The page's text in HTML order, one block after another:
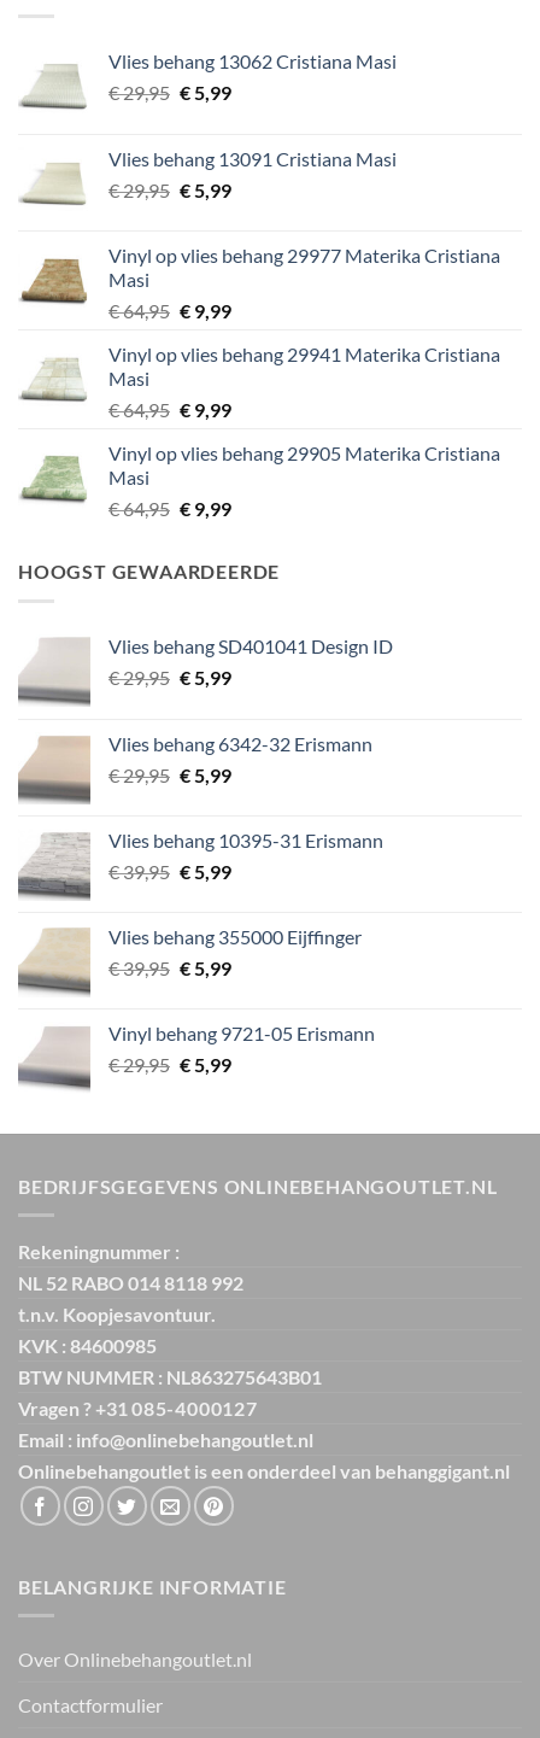
Vlies behang 13062 Cristiana Masi
€29,95 Oorspronkelijke
€ 29,95.
€5,99Huidige
€ 5,99.
Vlies behang 13091 Cristiana Masi
€29,95 Oorspronkelijke
€ 29,95.
€5,99Huidige
€ 5,99.
Vinyl op vlies behang 29977 Materika Cristiana
Masi
€64,95 Oorspronkelijke
was:
€9,99Huidige
is:
Vinyl op vlies behang 29941 Materika Cristiana
Masi
€64,95 Oorspronkelijke
was:
€9,99Huidige
is:
Vinyl op vlies behang 29905 Materika Cristiana
Masi
€64,95 Oorspronkelijke
€ 64,95.
€9,99Huidige
€ 9,99.
HOOGST GEWAARDEERDE
Vlies behang SD401041 Design ID
€29,95 Oorspronkelijke
€ 29,95.
€5,99Huidige
€ 5,99.
Vlies behang 6342-32 Erismann
€29,95 Oorspronkelijke
€ 29,95.
€5,99Huidige
€ 5,99.
Vlies behang 10395-31 Erismann
€39,95 Oorspronkelijke
€ 39,95.
€5,99Huidige
€ 5,99.
Vlies behang 355000 Eijffinger
€39,95 Oorspronkelijke
€ 39,95.
€5,99Huidige
€ 5,99.
Vinyl behang 9721-05 Erismann
€29,95 Oorspronkelijke
€ 29,95.
€5,99Huidige
€ 5,99.
BEDRIJFSGEGEVENS ONLINEBEHANGOUTLET.NL
Rekeningnummer :
NL 52 RABO 014 8118 992
t.n.v. Koopjesavontuur.
KVK : 84600985
BTW NUMMER : NL863275643B01
Vragen ? +31 085-4000127
Email : info@onlinebehangoutlet.nl
Onlinebehangoutlet is een onderdeel van behanggigant.nl
BELANGRIJKE INFORMATIE
Over Onlinebehangoutlet.nl
Contactformulier